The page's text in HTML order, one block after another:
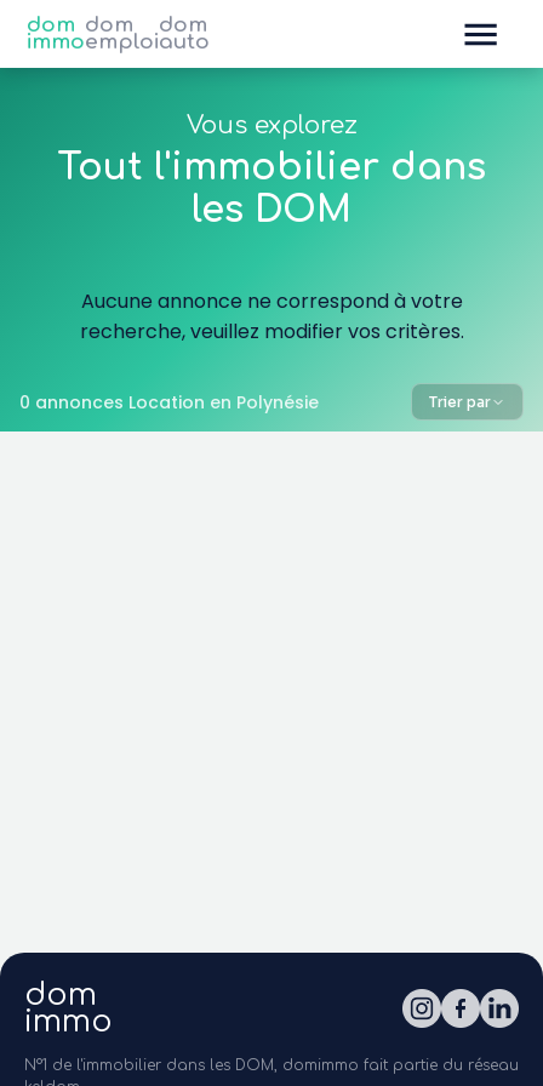
dom
immo
dom
emploi
dom
auto
Vous explorez
Tout l'immobilier dans
les DOM
Aucune annonce ne correspond à votre
recherche, veuillez modifier vos critères.
0 annonces Location en Polynésie Trier par
dom
immo
N°1 de l'immobilier dans les DOM, domimmo fait partie du réseau